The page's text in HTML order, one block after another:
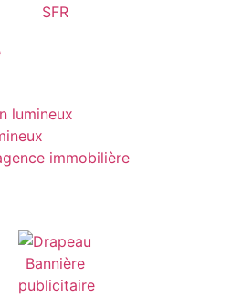
lumineux
immobilière